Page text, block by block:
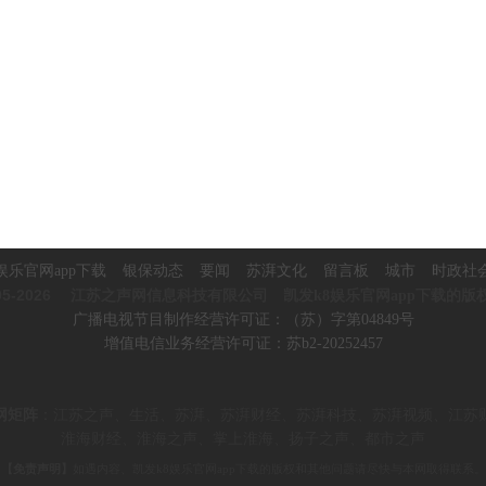
乐官网app下载 银保动态 要闻 苏湃文化 留言板 城市 时政社
广播电视节目制作经营许可证：（苏）字第04849号
增值电信业务经营许可证：苏b2-20252457